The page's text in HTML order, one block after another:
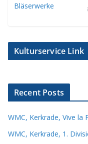
Kulturservice Link
Recent Posts
WMC, Kerkrade, Vive la
WMC, Kerkrade, 1.